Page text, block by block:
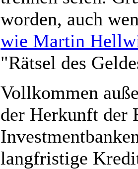
worden, auch
wie Martin
"Rätsel des
Vollkommen
der Herkunft der
langfristige